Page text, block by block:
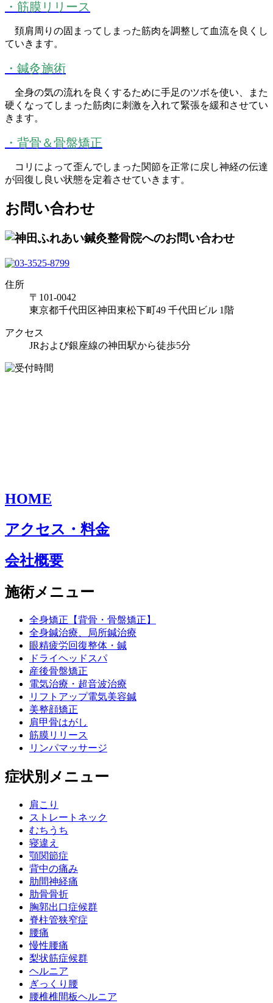
・筋膜リリース
頚肩周りの固まってしまった筋肉を調整して血流を良くし
ていきます。
・鍼灸施術
全身の気の流れを良くするために手足のツボを使い、また
硬くなってしまった筋肉に刺激を入れて緊張を緩和させてい
きます。
・背骨＆骨盤矯正
コリによって歪んでしまった関節を正常に戻し神経の伝達
が回復し良い状態を定着させていきます。
お問い合わせ
住所
〒101-0042
東京都千代田区神田東松下町49 千代田ビル 1階
アクセス
JRおよび銀座線の神田駅から徒歩5分
HOME
アクセス・料金
会社概要
施術メニュー
全身矯正【背骨・骨盤矯正】
全身鍼治療、局所鍼治療
眼精疲労回復整体・鍼
ドライヘッドスパ
産後骨盤矯正
電気治療・超音波治療
リフトアップ電気美容鍼
美整顔矯正
肩甲骨はがし
筋膜リリース
リンパマッサージ
症状別メニュー
肩こり
ストレートネック
むちうち
寝違え
顎関節症
背中の痛み
肋間神経痛
肋骨骨折
胸郭出口症候群
脊柱管狭窄症
腰痛
慢性腰痛
梨状筋症候群
ヘルニア
ぎっくり腰
腰椎椎間板ヘルニア